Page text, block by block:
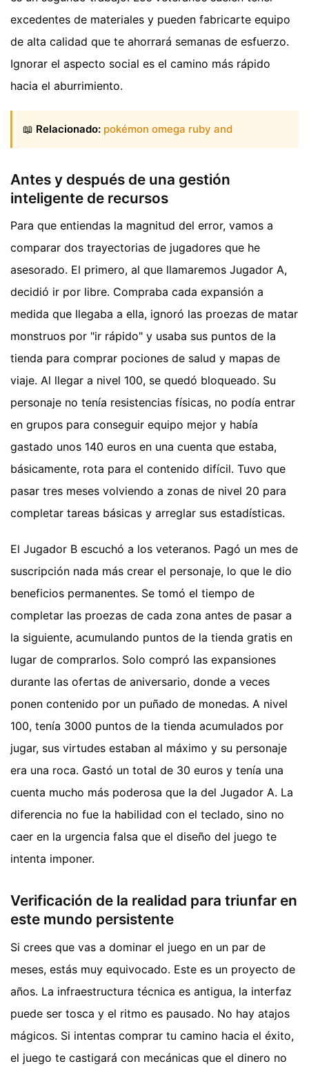
excedentes de materiales y pueden fabricarte equipo
de alta calidad que te ahorrará semanas de esfuerzo.
Ignorar el aspecto social es el camino más rápido
hacia el aburrimiento.
📖 Relacionado: pokémon omega ruby and
Antes y después de una gestión
inteligente de recursos
Para que entiendas la magnitud del error, vamos a
comparar dos trayectorias de jugadores que he
asesorado. El primero, al que llamaremos Jugador A,
decidió ir por libre. Compraba cada expansión a
medida que llegaba a ella, ignoró las proezas de matar
monstruos por "ir rápido" y usaba sus puntos de la
tienda para comprar pociones de salud y mapas de
viaje. Al llegar a nivel 100, se quedó bloqueado. Su
personaje no tenía resistencias físicas, no podía entrar
en grupos para conseguir equipo mejor y había
gastado unos 140 euros en una cuenta que estaba,
básicamente, rota para el contenido difícil. Tuvo que
pasar tres meses volviendo a zonas de nivel 20 para
completar tareas básicas y arreglar sus estadísticas.
El Jugador B escuchó a los veteranos. Pagó un mes de
suscripción nada más crear el personaje, lo que le dio
beneficios permanentes. Se tomó el tiempo de
completar las proezas de cada zona antes de pasar a
la siguiente, acumulando puntos de la tienda gratis en
lugar de comprarlos. Solo compró las expansiones
durante las ofertas de aniversario, donde a veces
ponen contenido por un puñado de monedas. A nivel
100, tenía 3000 puntos de la tienda acumulados por
jugar, sus virtudes estaban al máximo y su personaje
era una roca. Gastó un total de 30 euros y tenía una
cuenta mucho más poderosa que la del Jugador A. La
diferencia no fue la habilidad con el teclado, sino no
caer en la urgencia falsa que el diseño del juego te
intenta imponer.
Verificación de la realidad para triunfar en
este mundo persistente
Si crees que vas a dominar el juego en un par de
meses, estás muy equivocado. Este es un proyecto de
años. La infraestructura técnica es antigua, la interfaz
puede ser tosca y el ritmo es pausado. No hay atajos
mágicos. Si intentas comprar tu camino hacia el éxito,
el juego te castigará con mecánicas que el dinero no